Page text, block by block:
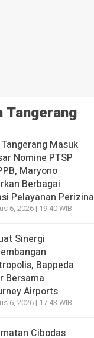
Tangerang
Masuk
Nomine PTSP
Maryono
Berbagai
Pelayanan
6, 2026 | 19:40 WIB
Sinergi
Bappeda
Bersama
Airports
6, 2026 | 17:43 WIB
Cibodas